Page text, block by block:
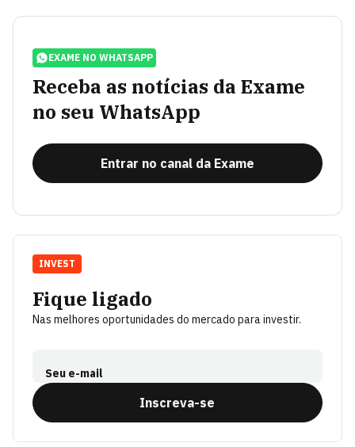
EXAME NO WHATSAPP
Receba as notícias da Exame
no seu WhatsApp
Entrar no canal da Exame
Fique ligado
Nas melhores oportunidades do mercado para investir.
Seu e-mail
Inscreva-se
INVEST